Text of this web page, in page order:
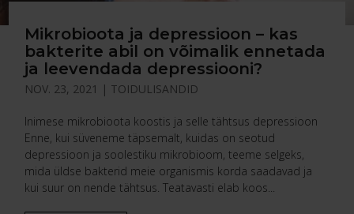
Mikrobioota ja depressioon – kas
bakterite abil on võimalik ennetada
ja leevendada depressiooni?
NOV. 23, 2021 | TOIDULISANDID
Inimese mikrobioota koostis ja selle tähtsus depressioon
Enne, kui süveneme täpsemalt, kuidas on seotud
depressioon ja soolestiku mikrobioom, teeme selgeks,
mida üldse bakterid meie organismis korda saadavad ja
kui suur on nende tähtsus. Teatavasti elab koos...